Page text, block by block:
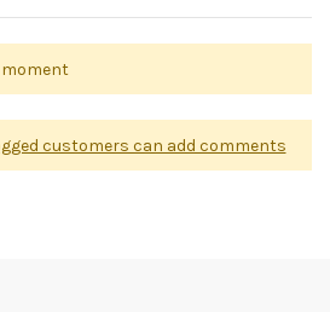
customers can add comments